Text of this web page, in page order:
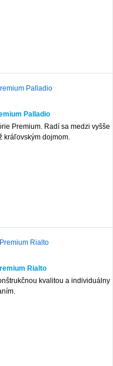
Palladio
Premium. Radí sa medzi vyšše
kráľovským dojmom.
Rialto
kvalitou a individuálny